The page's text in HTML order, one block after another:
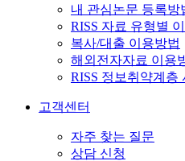
내 관심논문 등록방
RISS 자료 유형별
복사/대출 이용방법
해외전자자료 이용
RISS 정보취약계층
고객센터
자주 찾는 질문
상담 신청